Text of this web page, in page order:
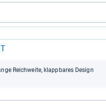
Reich­weite, klapp­ba­res Design